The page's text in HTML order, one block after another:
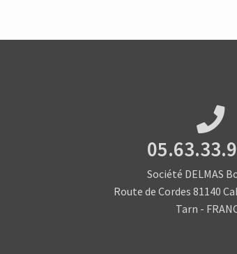
Société DELMAS
Route de Cordes 81140
Tarn -